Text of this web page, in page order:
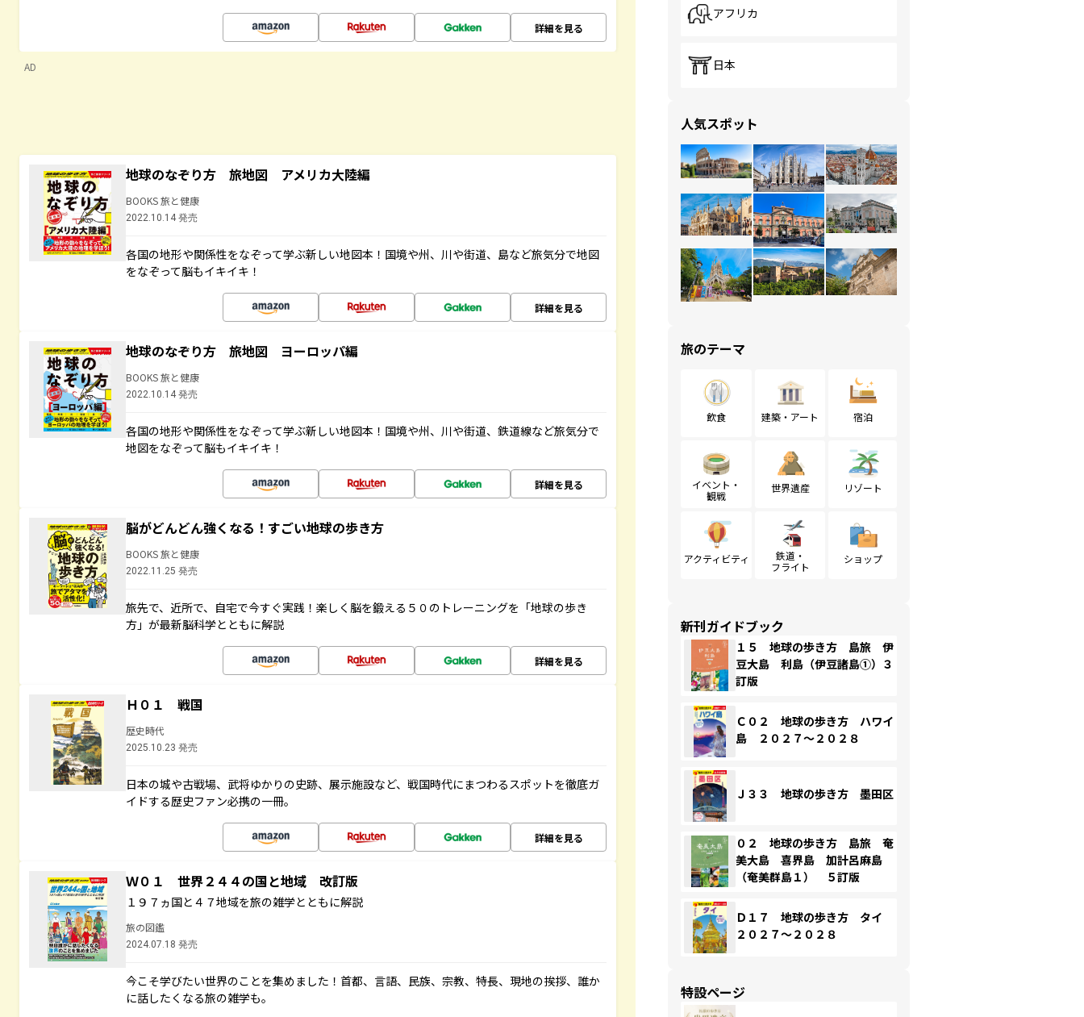
詳細を見る
AD
地球のなぞり方 旅地図 アメリカ大陸編
BOOKS 旅と健康
2022.10.14 発売
各国の地形や関係性をなぞって学ぶ新しい地図本！国境や州、川や街道、島など旅気分で地図
をなぞって脳もイキイキ！
詳細を見る
地球のなぞり方 旅地図 ヨーロッパ編
BOOKS 旅と健康
2022.10.14 発売
各国の地形や関係性をなぞって学ぶ新しい地図本！国境や州、川や街道、鉄道線など旅気分で
地図をなぞって脳もイキイキ！
詳細を見る
脳がどんどん強くなる！すごい地球の歩き方
BOOKS 旅と健康
2022.11.25 発売
旅先で、近所で、自宅で今すぐ実践！楽しく脳を鍛える５０のトレーニングを「地球の歩き
方」が最新脳科学とともに解説
詳細を見る
Ｈ０１ 戦国
歴史時代
2025.10.23 発売
日本の城や古戦場、武将ゆかりの史跡、展示施設など、戦国時代にまつわるスポットを徹底ガ
イドする歴史ファン必携の一冊。
詳細を見る
Ｗ０１ 世界２４４の国と地域 改訂版
１９７ヵ国と４７地域を旅の雑学とともに解説
旅の図鑑
2024.07.18 発売
今こそ学びたい世界のことを集めました！首都、言語、民族、宗教、特長、現地の挨拶、誰か
に話したくなる旅の雑学も。
アフリカ
日本
人気スポット
旅のテーマ
飲食 建築・アート 宿泊
イベント・
観戦
世界遺産 リゾート
アクティビティ
鉄道・
フライト
ショップ
新刊ガイドブック
１５ 地球の歩き方 島旅 伊
豆大島 利島（伊豆諸島①）３
訂版
Ｃ０２ 地球の歩き方 ハワイ
島 ２０２７～２０２８
Ｊ３３ 地球の歩き方 墨田区
０２ 地球の歩き方 島旅 奄
美大島 喜界島 加計呂麻島
（奄美群島１） ５訂版
Ｄ１７ 地球の歩き方 タイ
２０２７～２０２８
特設ページ